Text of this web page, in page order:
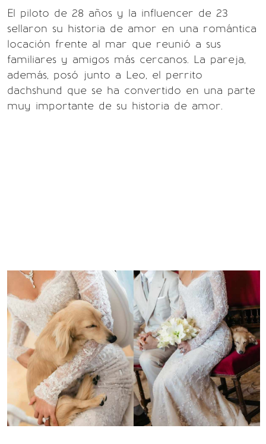
El piloto de 28 años y la influencer de 23
sellaron su historia de amor en una romántica
locación frente al mar que reunió a sus
familiares y amigos más cercanos. La pareja,
además, posó junto a Leo, el perrito
dachshund que se ha convertido en una parte
muy importante de su historia de amor.